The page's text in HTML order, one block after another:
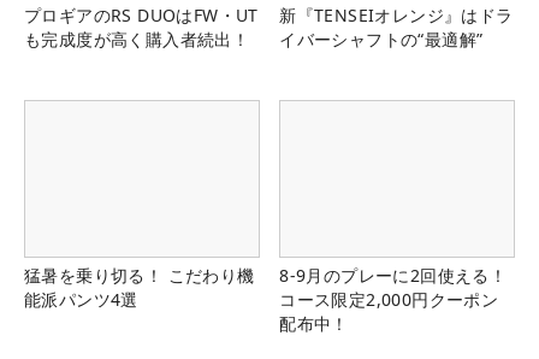
プロギアのRS DUOはFW・UT
も完成度が高く購入者続出！
新『TENSEIオレンジ』はドラ
イバーシャフトの“最適解”
猛暑を乗り切る！ こだわり機
能派パンツ4選
8-9月のプレーに2回使える！
コース限定2,000円クーポン
配布中！